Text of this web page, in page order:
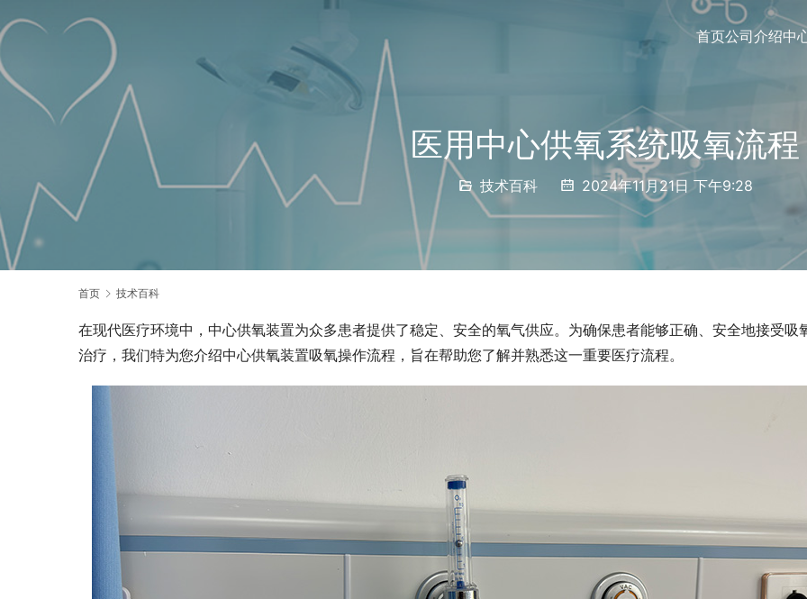
首页公司介绍中
医用中心供氧系统吸氧流程
技术百科 2024年11月21日 下午9:28
首页 技术百科
在现代医疗环境中，中心供氧装置为众多患者提供了稳定、安全的氧气供应。为确保患者能够正确、安全地接受吸
治疗，我们特为您介绍中心供氧装置吸氧操作流程，旨在帮助您了解并熟悉这一重要医疗流程。